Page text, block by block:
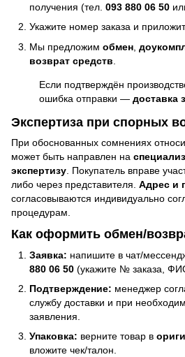
получения (тел. 093 880 06 50
Укажите номер заказа и
Мы предложим обмен
возврат средств
Если подтверждён
ошибка отправки — доставка
Экспертиза при спорных
При обоснованных сомнениях
может быть направлен на
экспертизу . Покупатель вправе
либо через представителя. Адрес и
согласовываются индивидуально
процедурам.
Как оформить обмен/
Заявка: напишите в чат/
880 06 50 (укажите № заказа,
Подтверждение: менеджер
службу доставки и при
заявления.
Упаковка: верните товар в
вложите чек/талон.